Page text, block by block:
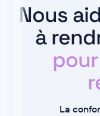
Nous
à
La